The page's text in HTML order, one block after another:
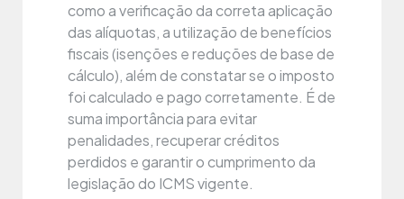
como a verificação da correta aplicação
das alíquotas, a utilização de benefícios
fiscais (isenções e reduções de base de
cálculo), além de constatar se o imposto
foi calculado e pago corretamente. É de
suma importância para evitar
penalidades, recuperar créditos
perdidos e garantir o cumprimento da
legislação do ICMS vigente.